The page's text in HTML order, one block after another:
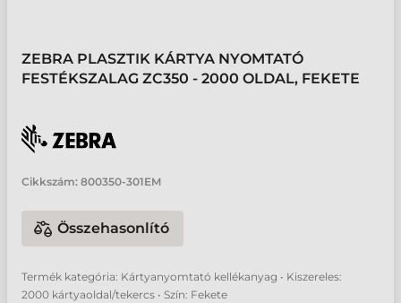
ZEBRA PLASZTIK KÁRTYA NYOMTATÓ
FESTÉKSZALAG ZC350 - 2000 OLDAL, FEKETE
Cikkszám: 800350-301EM
Összehasonlító
Termék kategória: Kártyanyomtató kellékanyag • Kiszereles:
2000 kártyaoldal/tekercs • Szín: Fekete